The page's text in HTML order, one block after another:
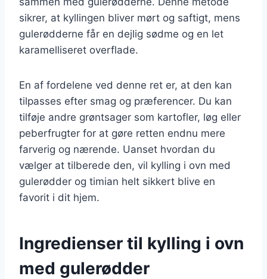
sikrer, at kyllingen bliver mørt og saftigt, mens
gulerødderne får en dejlig sødme og en let
karamelliseret overflade.
En af fordelene ved denne ret er, at den kan
tilpasses efter smag og præferencer. Du kan
tilføje andre grøntsager som kartofler, løg eller
peberfrugter for at gøre retten endnu mere
farverig og nærende. Uanset hvordan du
vælger at tilberede den, vil kylling i ovn med
gulerødder og timian helt sikkert blive en
favorit i dit hjem.
Ingredienser til kylling i ovn
med gulerødder